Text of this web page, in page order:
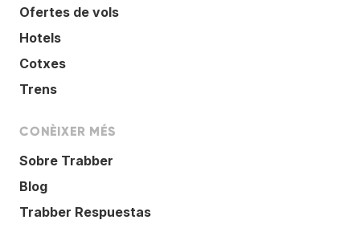
Ofertes de vols
Hotels
Cotxes
Trens
CONÈIXER MÉS
Sobre Trabber
Blog
Trabber Respuestas